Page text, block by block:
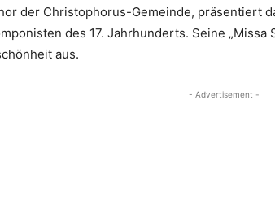
der Christophorus-Gemeinde, präsentiert
des 17. Jahrhunderts. Seine
aus.
- Advertisement -